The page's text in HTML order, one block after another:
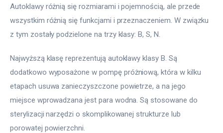
Autoklawy różnią się rozmiarami i pojemnością, ale przede
wszystkim różnią się funkcjami i przeznaczeniem. W związku
z tym zostały podzielone na trzy klasy: B, S, N.
Najwyższą klasę reprezentują autoklawy klasy B. Są
dodatkowo wyposażone w pompę próżniową, która w kilku
etapach usuwa zanieczyszczone powietrze, a na jego
miejsce wprowadzana jest para wodna. Są stosowane do
sterylizacji narzędzi o skomplikowanej strukturze lub
porowatej powierzchni.